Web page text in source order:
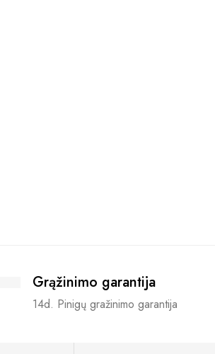
Grąžinimo garantija
14d. Pinigų gražinimo garantija